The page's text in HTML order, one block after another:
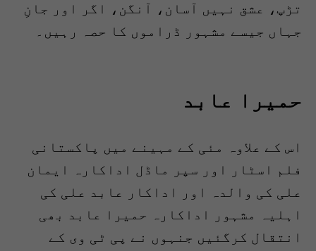
تڑپ، عشق نہیں آسان، آنگن، اگر اور جانِ
جہاں جیسے مشہور ڈراموں کا حصہ رہیں۔
حمیرا عابد
اس کے علاوہ مئی کے مہینے میں پاکستانی
فلم اسٹار اور سپر ماڈل اداکارہ ایمان
علی کی والدہ اور اداکار عابد علی کی
اہلیہ مشہور اداکارہ حمیرا عابد بھی
انتقال کرگئیں جنہوں نے پی ٹی وی کے